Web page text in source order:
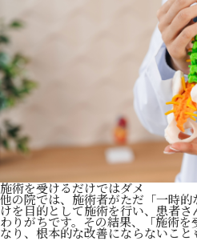
施術を受けるだけではダメ
他の院では、施術者がただ「一時
けを目的として施術を行い、患者
わりがちです。その結果、「施術
なり、根本的な改善にならないこと